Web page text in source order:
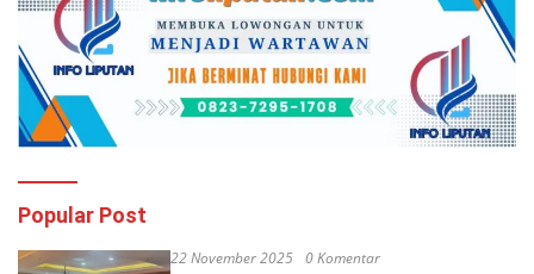
Popular Post
22 November 2025 0 Komentar